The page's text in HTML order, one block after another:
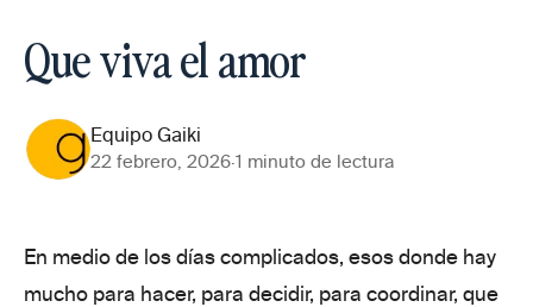
Que viva el amor
Equipo Gaiki
22 febrero, 2026·1 minuto de lectura
En medio de los días complicados, esos donde hay
mucho para hacer, para decidir, para coordinar, que